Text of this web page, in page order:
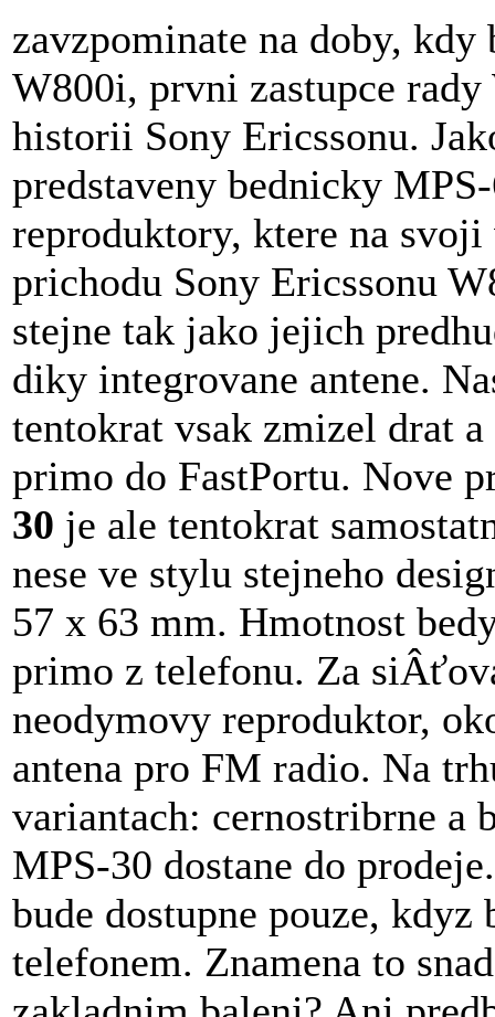
zavzpominate na doby,
W800i, prvni zastupce
historii Sony Ericssonu.
predstaveny bednicky
reproduktory, ktere na
prichodu Sony Ericssonu
stejne tak jako jejich
diky integrovane antene.
tentokrat vsak zmizel drat
primo do FastPortu. Nove
30 je ale tentokrat
nese ve stylu stejneho
57 x 63 mm. Hmotnost
primo z telefonu. Za
neodymovy reproduktor,
antena pro FM radio. Na
variantach: cernostribrne a
MPS-30 dostane do
bude dostupne pouze, kdyz
telefonem. Znamena to